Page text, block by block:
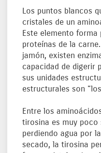
Los puntos blancos
cristales de un
Este elemento
proteínas de la
jamón, existen
capacidad de digerir
sus unidades
estructurales son
Entre los
tirosina es muy poco
perdiendo agua por
secado, la tirosina